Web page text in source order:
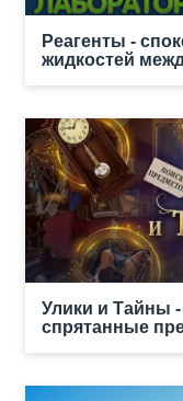
Реагенты -
жидкостей
Улики и Тайны -
спрятанные